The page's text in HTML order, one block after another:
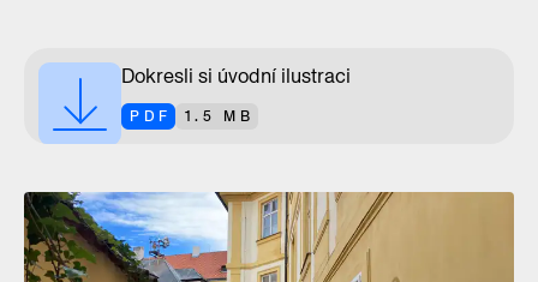
PDF 1.5 MB
Dokresli si úvodní ilustraci